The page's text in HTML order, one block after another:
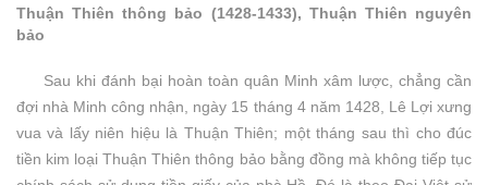
Thuận Thiên thông bảo (1428-1433), Thuận Thiên nguyên
bảo
Sau khi đánh bại hoàn toàn quân Minh xâm lược, chẳng cần
đợi nhà Minh công nhận, ngày 15 tháng 4 năm 1428, Lê Lợi xưng
vua và lấy niên hiệu là Thuận Thiên; một tháng sau thì cho đúc
tiền kim loại Thuận Thiên thông bảo bằng đồng mà không tiếp tục